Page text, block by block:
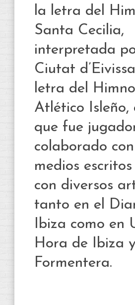
la letra del
Santa Cecilia,
interpretada
Ciutat
letra del
Atlético Isleño,
que fue
colaborado
medios
con diversos
tanto en el
Ibiza como en
Hora de Ibiza y
Formentera.